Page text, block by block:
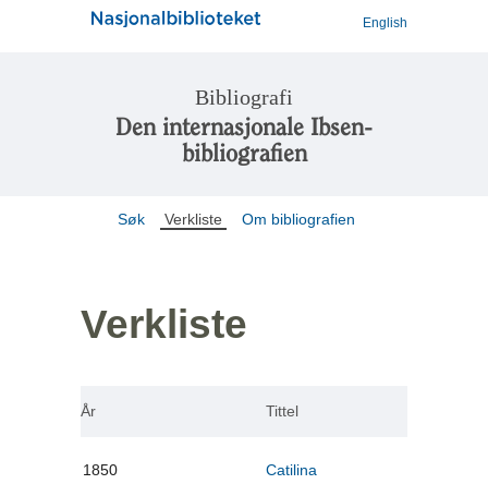
English
Bibliografi
Den internasjonale Ibsen-
bibliografien
Søk Verkliste Om bibliografien
Verkliste
År Tittel
1850 Catilina